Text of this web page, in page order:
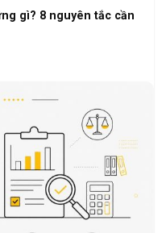
gì? 8 nguyên tắc cần